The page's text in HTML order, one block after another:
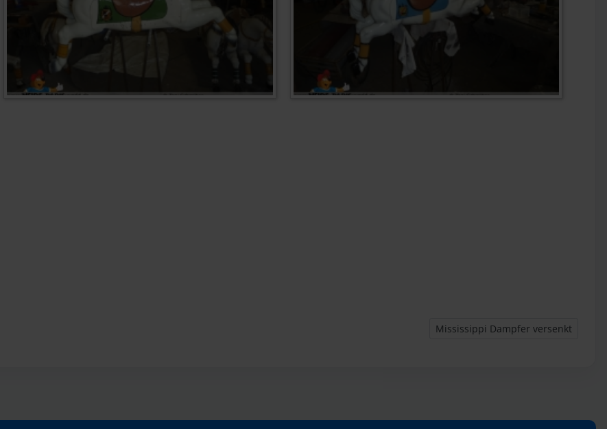
Nächster Beitrag: Mississippi
Mississippi Dampfer versenkt